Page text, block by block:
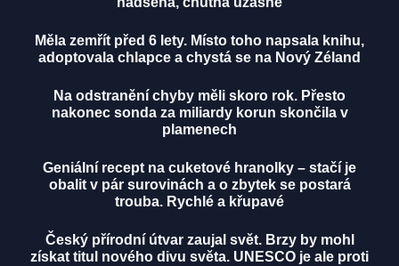
Měla zemřít před 6 lety. Místo toho napsala knihu,
adoptovala chlapce a chystá se na Nový Zéland
Na odstranění chyby měli skoro rok. Přesto
nakonec sonda za miliardy korun skončila v
plamenech
Geniální recept na cuketové hranolky – stačí je
obalit v pár surovinách a o zbytek se postará
trouba. Rychlé a křupavé
Český přírodní útvar zaujal svět. Brzy by mohl
získat titul nového divu světa. UNESCO je ale proti